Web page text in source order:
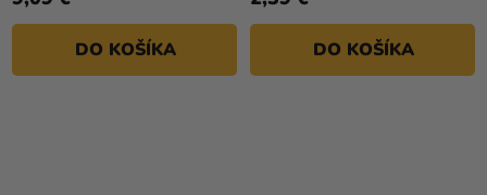
DO KOŠÍKA DO KOŠÍKA